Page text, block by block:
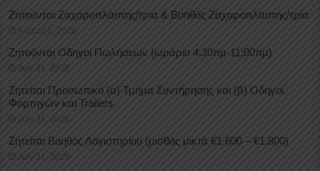
Ζητούνται Ζαχαροπλάστης/τρια & Βοηθός Ζαχαροπλάστης/τρια
August 1, 2026
Ζητούνται Οδηγοί Πωλήσεων (ωράριο 4:30πμ-11:00πμ)
July 31, 2026
Ζητείται Προσωπικό (α) Τμήμα Συντήρησης και (β) Οδηγοί
Φορτηγών και Trailers
July 31, 2026
Ζητείται Βοηθός Λογιστηρίου (μισθός μικτά €1.600 – €1.800)
July 31, 2026